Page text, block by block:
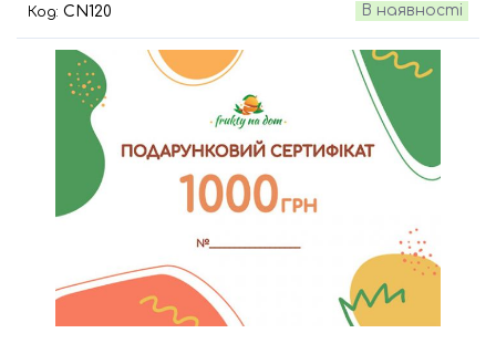
Код: CN120 В наявності